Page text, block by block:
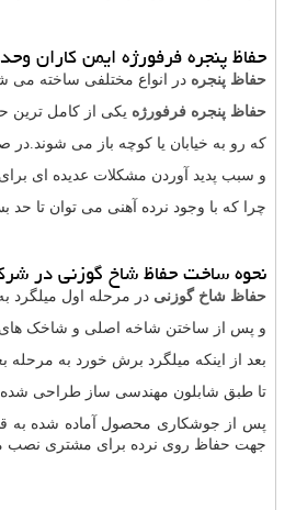
حفاظ پنجره فرفورژه ایمن کاران
حفاظ پنجره در انواع مختلفی ساخته می
حفاظ پنجره فرفورژه یکی از کامل ترین
که رو به خیابان یا کوچه باز می شوند.در
و سبب پدید آوردن مشکلات عدیده ای برای
چرا که با وجود نرده آهنی می توان تا حد
نحوه ساخت حفاظ شاخ گوزنی در
حفاظ شاخ گوزنی در مرحله اول
و پس از ساختن شاخه اصلی و شاخک های
بعد از اینکه میلگرد برش خورد به
تا طبق شابلون مهندسی ساز طراحی شده
پس از جوشکاری محصول آماده شده
جهت حفاظ روی نرده برای مشتری نصب